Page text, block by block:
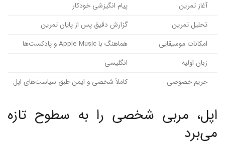
آغاز تمرین
پیام انگیزشی خودکار
تحلیل تمرین
گزارش دقیق پس از پایان تمرین
امکانات موسیقایی
هماهنگ با Apple Music و پادکست‌ها
زبان اولیه
انگلیسی
حریم خصوصی
کاملاً شخصی و ایمن طبق سیاست‌های اپل
اپل، مربی شخصی را به سطوح تازه
می‌برد